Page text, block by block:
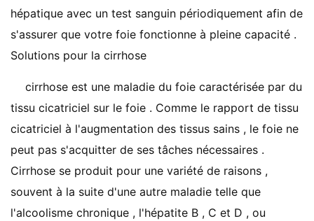
hépatique avec un test sanguin périodiquement afin de
s'assurer que votre foie fonctionne à pleine capacité .
Solutions pour la cirrhose
cirrhose est une maladie du foie caractérisée par du
tissu cicatriciel sur le foie . Comme le rapport de tissu
cicatriciel à l'augmentation des tissus sains , le foie ne
peut pas s'acquitter de ses tâches nécessaires .
Cirrhose se produit pour une variété de raisons ,
souvent à la suite d'une autre maladie telle que
l'alcoolisme chronique , l'hépatite B , C et D , ou